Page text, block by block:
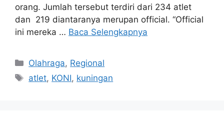
orang. Jumlah tersebut terdiri dari 234 atlet
dan 219 diantaranya merupan official. “Official
ini mereka … Baca Selengkapnya
Kategori
Olahraga, Regional
Tag
atlet, KONI, kuningan